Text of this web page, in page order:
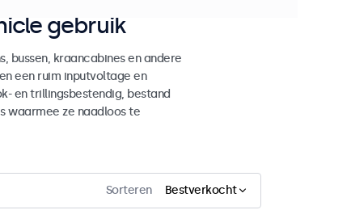
gebruik
bussen, kraancabines en andere
een ruim inputvoltage en
en trillingsbestendig, bestand
waarmee ze naadloos te
Sorteren Bestverkocht